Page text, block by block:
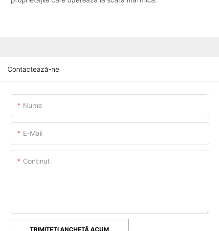
Contactează-ne
Nume
E-Mail
Conţinut
TRIMITEȚI ANCHETĂ ACUM